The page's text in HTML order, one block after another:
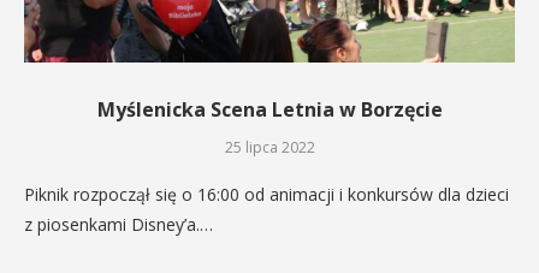
Myślenicka Scena Letnia w Borzęcie
25 lipca 2022
Piknik rozpoczął się o 16:00 od animacji i konkursów dla dzieci
z piosenkami Disney’a.…